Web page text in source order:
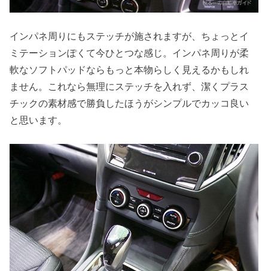
インパネ周りにもステッチが施されますが、ちょっとイ
ミテーションぽくて今ひとつな感じ。インパネ周りが柔
軟なソフトパッドならもっと本物らしく見えるかもしれ
ません。これなら無理にステッチを入れず、潔くプラス
チックの素材感で勝負したほうがシンプルでカッコ良い
と思います。